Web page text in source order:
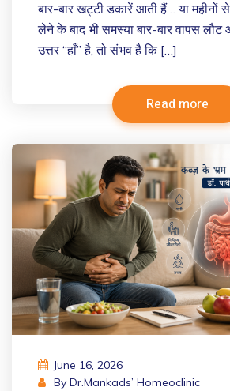
बार-बार खट्टी डकारें आती हैं… या महीनों
लेने के बाद भी समस्या बार-बार वापस
उत्तर “हाँ” है, तो संभव है कि […]
Read more
June 16, 2026
By Dr.Mankads’ Homeoclinic